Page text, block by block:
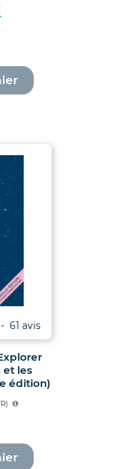
et les
édition)
- 61 avis